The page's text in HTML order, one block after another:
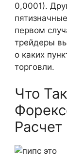
0,0001).
первом
трейдеры
о каких
торговли.
Что
Расчет